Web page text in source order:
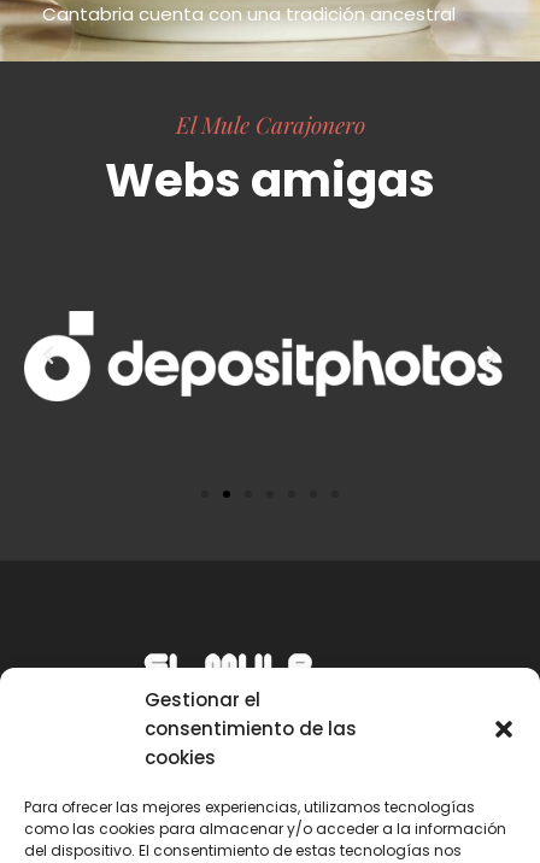
Gestionar el
consentimiento de las
cookies
Para ofrecer las mejores experiencias, utilizamos tecnologías
como las cookies para almacenar y/o acceder a la información
del dispositivo. El consentimiento de estas tecnologías nos
Cantabria cuenta con una tradición ancestral
El Mule Carajonero
Webs amigas
Email